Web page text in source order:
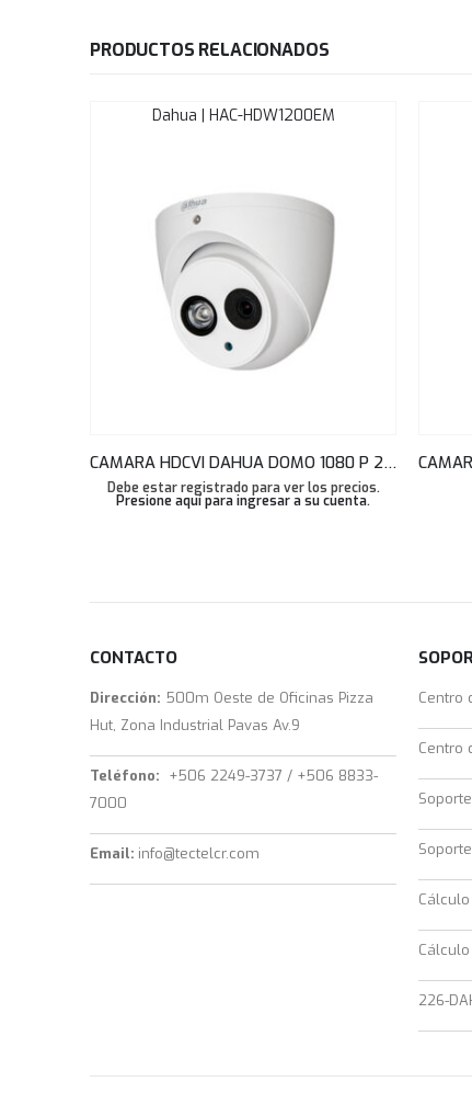
PRODUCTOS RELACIONADOS
Dahua | HAC-HDW1200EM
CAMARA HDCVI DAHUA DOMO 1080 P 2.8MM 50 MTS SMART IR METAL, IP67 AUDIO HAC-HDW1200EMN-A
Debe estar registrado para ver los precios.
Presione aquí para ingresar a su cuenta.
CONTACTO
Dirección: 500m Oeste de Oficinas Pizza
Hut, Zona Industrial Pavas Av.9
Teléfono: +506 2249-3737 / +506 8833-
7000
Email: info@tectelcr.com
Centro
Centro
226-